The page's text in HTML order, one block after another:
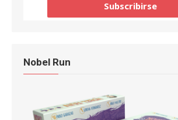
Nobel Run